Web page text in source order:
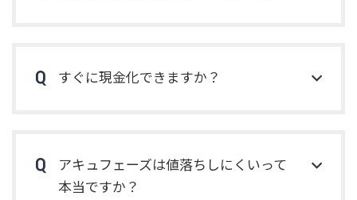
すぐに現金化できますか？
アキュフェーズは値落ちしにくいって
本当ですか？